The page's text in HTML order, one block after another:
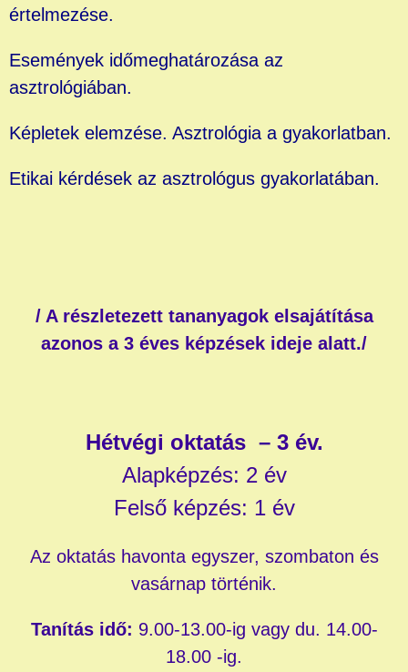
értelmezése.
Események időmeghatározása az
asztrológiában.
Képletek elemzése. Asztrológia a gyakorlatban.
Etikai kérdések az asztrológus gyakorlatában.
/ A részletezett tananyagok elsajátítása
azonos a 3 éves képzések ideje alatt./
Hétvégi oktatás – 3 év.
Alapképzés: 2 év
Felső képzés: 1 év
Az oktatás havonta egyszer, szombaton és
vasárnap történik.
Tanítás idő: 9.00-13.00-ig vagy du. 14.00-
18.00 -ig.